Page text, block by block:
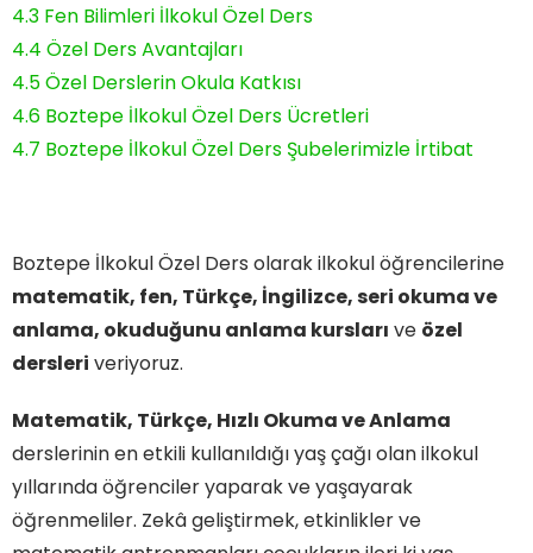
4.3 Fen Bilimleri İlkokul Özel Ders
4.4 Özel Ders Avantajları
4.5Özel Derslerin Okula Katkısı
4.6 Boztepe İlkokul Özel Ders Ücretleri
4.7 Boztepe İlkokul Özel Ders Şubelerimizle İrtibat
Boztepe İlkokul Özel Ders olarak ilkokul öğrencilerine
matematik, fen, Türkçe, İngilizce, seri okuma ve
anlama, okuduğunu anlama kursları ve özel
dersleri veriyoruz.
Matematik, Türkçe, Hızlı Okuma ve Anlama
derslerinin en etkili kullanıldığı yaş çağı olan ilkokul
yıllarında öğrenciler yaparak ve yaşayarak
öğrenmeliler. Zekâ geliştirmek, etkinlikler ve